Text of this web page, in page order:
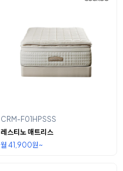
CRM-F01HPSSS
레스티노 매트리스
월 41,900원~